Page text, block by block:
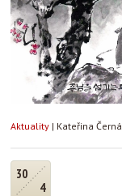
Aktuality | Kateřina Černá
30
4